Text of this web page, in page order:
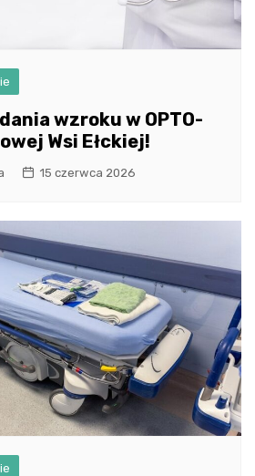
wzroku w OPTO-
Wsi Ełckiej!
15 czerwca 2026